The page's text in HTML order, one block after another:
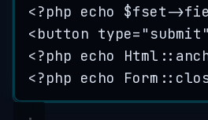
<?php echo $fset->
<button type= " submit "
<?php echo Html ::
<?php echo Form ::